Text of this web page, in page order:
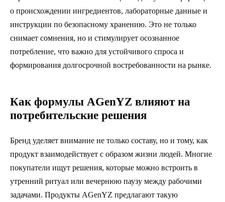
о происхождении ингредиентов, лабораторные данные и
инструкции по безопасному хранению. Это не только
снимает сомнения, но и стимулирует осознанное
потребление, что важно для устойчивого спроса и
формирования долгосрочной востребованности на рынке.
Как формулы AGenYZ влияют на
потребительские решения
Бренд уделяет внимание не только составу, но и тому, как
продукт взаимодействует с образом жизни людей. Многие
покупатели ищут решения, которые можно встроить в
утренний ритуал или вечернюю паузу между рабочими
задачами. Продукты AGenYZ предлагают такую